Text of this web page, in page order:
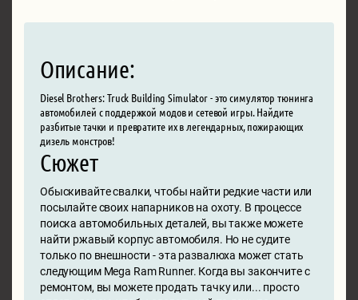
Описание:
Diesel Brothers: Truck Building Simulator - это симулятор тюнинга
автомобилей с поддержкой модов и сетевой игры. Найдите
разбитые тачки и превратите их в легендарных, пожирающих
дизель монстров!
Сюжет
Обыскивайте свалки, чтобы найти редкие части или
посылайте своих напарников на охоту. В процессе
поиска автомобильных деталей, вы также можете
найти ржавый корпус автомобиля. Но не судите
только по внешности - эта развалюха может стать
следующим Mega Ram Runner. Когда вы закончите с
ремонтом, вы можете продать тачку или... просто